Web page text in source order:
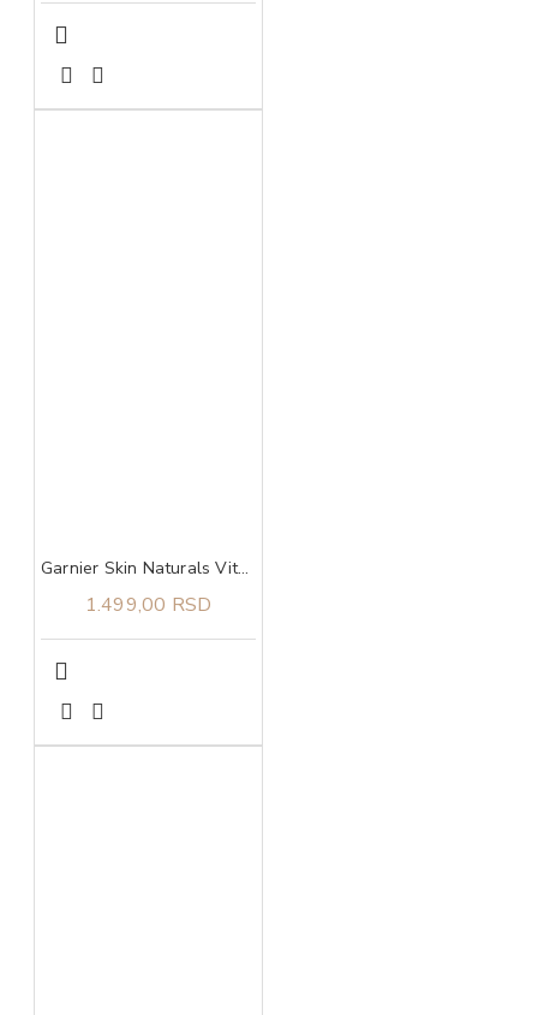
Garnier Skin Naturals Vitamin C 2u1 serum-krema 50 ml
1.499,00 RSD